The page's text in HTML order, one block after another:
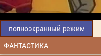
полноэкранный режим
ФАНТАСТИКА